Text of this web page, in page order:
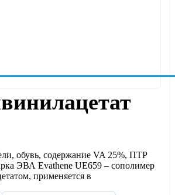
обувь, содержание VA 25%, ПТР
ЭВА Evathene UE659 – сополимер
применяется в